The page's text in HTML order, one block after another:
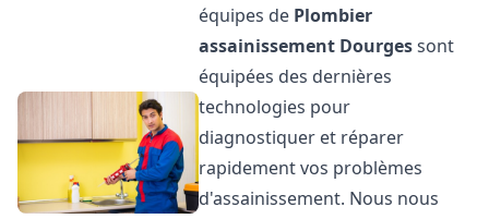
équipes de Plombier
assainissement Dourgessont
équipées des dernières
technologies pour
diagnostiquer et réparer
rapidement vos problèmes
d'assainissement. Nous nous